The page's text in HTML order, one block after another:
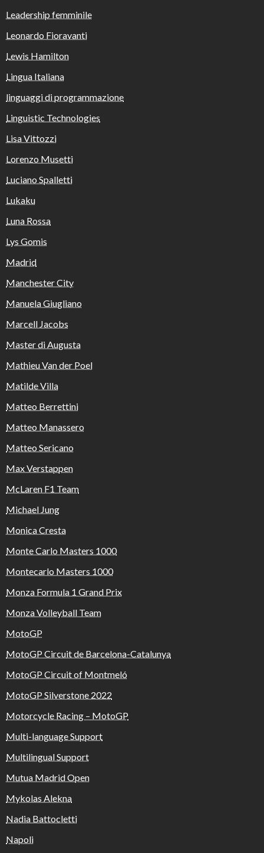
Leadership femminile
Leonardo Fioravanti
Lewis Hamilton
Lingua Italiana
linguaggi di programmazione
Linguistic Technologies
Lisa Vittozzi
Lorenzo Musetti
Luciano Spalletti
Lukaku
Luna Rossa
Lys Gomis
Madrid
Manchester City
Manuela Giugliano
Marcell Jacobs
Master di Augusta
Mathieu Van der Poel
Matilde Villa
Matteo Berrettini
Matteo Manassero
Matteo Sericano
Max Verstappen
McLaren F1 Team
Michael Jung
Monica Cresta
Monte Carlo Masters 1000
Montecarlo Masters 1000
Monza Formula 1 Grand Prix
Monza Volleyball Team
MotoGP
MotoGP Circuit de Barcelona-Catalunya
MotoGP Circuit of Montmeló
MotoGP Silverstone 2022
Motorcycle Racing – MotoGP
Multi-language Support
Multilingual Support
Mutua Madrid Open
Mykolas Alekna
Nadia Battocletti
Napoli